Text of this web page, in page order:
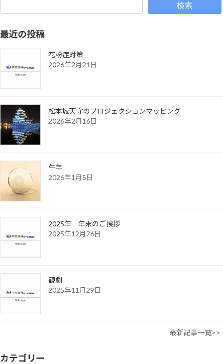
検索
最近の投稿
花粉症対策
2026年2月21日
松本城天守のプロジェクションマッピング
2026年2月16日
午年
2026年1月5日
2025年 年末のご挨拶
2025年12月26日
観劇
2025年11月29日
最新記事一覧>>
カテゴリー